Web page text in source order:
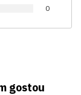
0
gostou